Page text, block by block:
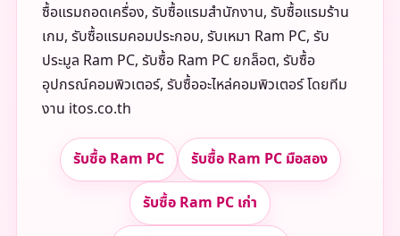
ซื้อแรมถอดเครื่อง, รับซื้อแรมสำนักงาน, รับซื้อแรมร้าน
เกม, รับซื้อแรมคอมประกอบ, รับเหมา Ram PC, รับ
ประมูล Ram PC, รับซื้อ Ram PC ยกล็อต, รับซื้อ
อุปกรณ์คอมพิวเตอร์, รับซื้ออะไหล่คอมพิวเตอร์ โดยทีม
งาน itos.co.th
รับซื้อ Ram PC รับซื้อ Ram PC มือสอง
รับซื้อ Ram PC เก่า